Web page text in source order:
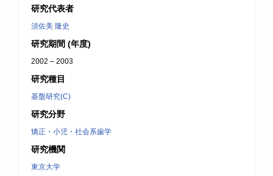
研究代表者
須佐美 隆史
研究期間 (年度)
2002 – 2003
研究種目
基盤研究(C)
研究分野
矯正・小児・社会系歯学
研究機関
東京大学